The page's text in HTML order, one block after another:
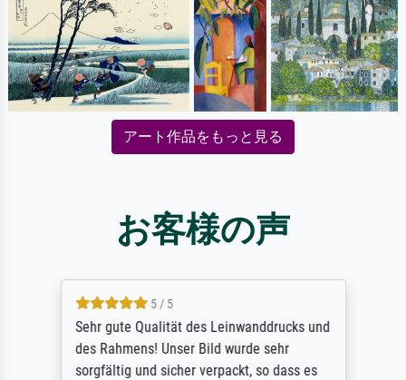
アート作品をもっと見る
お客様の声
5 / 5
Sehr gute Qualität des Leinwanddrucks und
des Rahmens! Unser Bild wurde sehr
sorgfältig und sicher verpackt, so dass es